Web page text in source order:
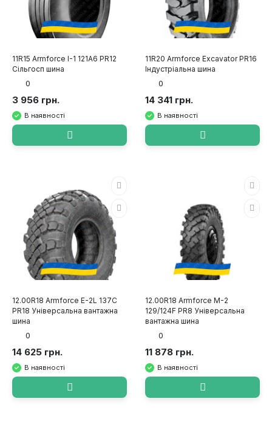
11R15 Armforce I-1 121A6 PR12
Сільгосп шина
0
3 956 грн.
В наявності
11R20 Armforce Excavator PR16
Індустріальна шина
0
14 341 грн.
В наявності
12.00R18 Armforce E-2L 137C
PR18 Універсальна вантажна
шина
0
14 625 грн.
В наявності
12.00R18 Armforce M-2
129/124F PR8 Універсальна
вантажна шина
0
11 878 грн.
В наявності